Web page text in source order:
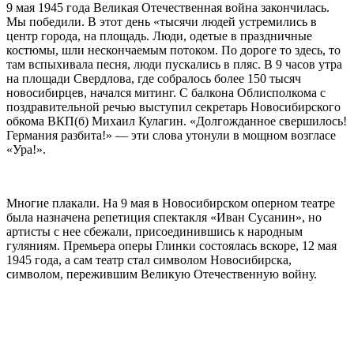
9 мая 1945 года Великая Отечественная война закончилась.
Мы победили. В этот день «тысячи людей устремились в
центр города, на площадь. Люди, одетые в праздничные
костюмы, шли нескончаемым потоком. По дороге то здесь, то
там вспыхивала песня, люди пускались в пляс. В 9 часов утра
на площади Свердлова, где собралось более 150 тысяч
новосибирцев, начался митинг. С балкона Облисполкома с
поздравительной речью выступил секретарь Новосибирского
обкома ВКП(б) Михаил Кулагин. «Долгожданное свершилось!
Германия разбита!» — эти слова утонули в мощном возгласе
«Ура!».
Многие плакали. На 9 мая в Новосибирском оперном театре
была назначена репетиция спектакля «Иван Сусанин», но
артисты с нее сбежали, присоединившись к народным
гуляниям. Премьера оперы Глинки состоялась вскоре, 12 мая
1945 года, а сам театр стал символом Новосибирска,
символом, пережившим Великую Отечественную войну.